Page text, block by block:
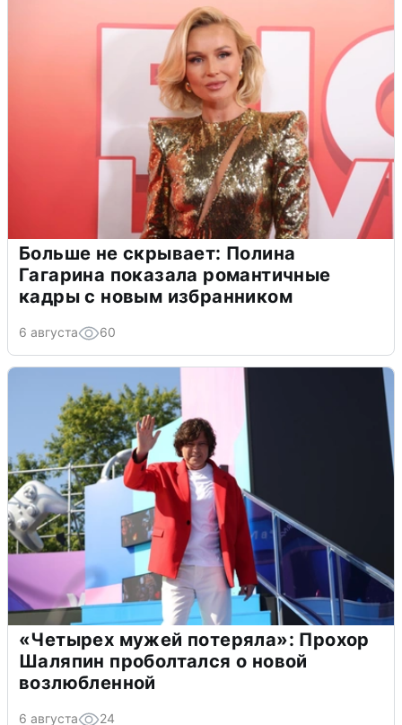
Больше не скрывает: Полина
Гагарина показала романтичные
кадры с новым избранником
6 августа 60
«Четырех мужей потеряла»: Прохор
Шаляпин проболтался о новой
возлюбленной
6 августа 24